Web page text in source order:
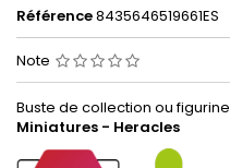
Référence8435646519661ES
Note
Buste de collection ou
Miniatures - Heracles